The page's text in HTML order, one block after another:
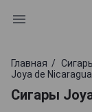
Главная
Joya de Nicaragua
Сигары